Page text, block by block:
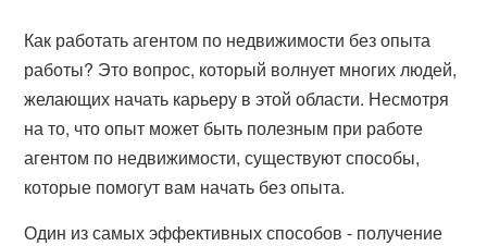
Как работать агентом по недвижимости без опыта
работы? Это вопрос, который волнует многих людей,
желающих начать карьеру в этой области. Несмотря
на то, что опыт может быть полезным при работе
агентом по недвижимости, существуют способы,
которые помогут вам начать без опыта.
Один из самых эффективных способов - получение